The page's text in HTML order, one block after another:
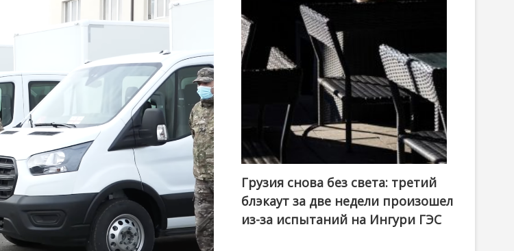
Грузия снова без света: третий
блэкаут за две недели произошел
из-за испытаний на Ингури ГЭС